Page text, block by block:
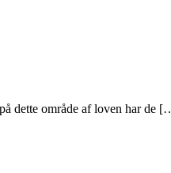
dette område af loven har de